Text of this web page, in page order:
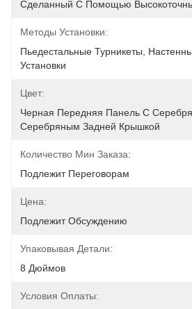
Сделанный С Помощью
Методы Установки:
Пьедестальные Турникеты,
Установки
Цвет:
Черная Передняя Панель С
Серебряным Задней Крышкой
Количество Мин Заказа:
Подлежит Переговорам
Цена:
Подлежит Обсуждению
Упаковывая Детали:
8 Дюймов
Условия Оплаты: